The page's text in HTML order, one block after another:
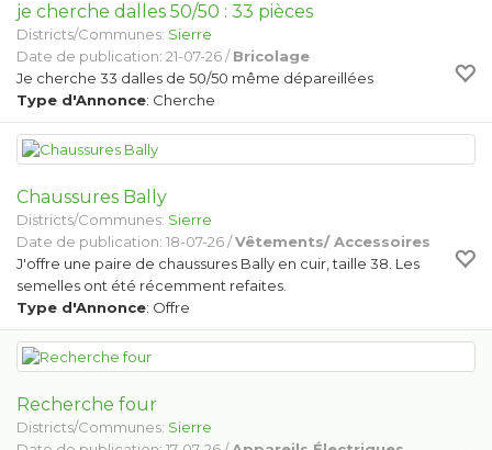
je cherche dalles 50/50 : 33 pièces
Districts/Communes: Sierre
Date de publication: 21-07-26 /Bricolage
Je cherche 33 dalles de 50/50 même dépareillées
Type d'Annonce: Cherche
Chaussures Bally
Districts/Communes: Sierre
Date de publication: 18-07-26 /Vêtements/ Accessoires
J'offre une paire de chaussures Bally en cuir, taille 38. Les
semelles ont été récemment refaites.
Type d'Annonce: Offre
Recherche four
Districts/Communes: Sierre